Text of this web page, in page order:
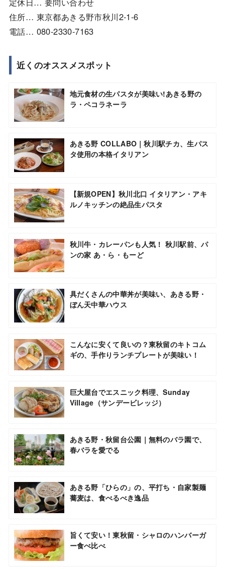
住所… 東京都あきる野市秋川2-1-6
電話… 080-2330-7163
近くのオススメスポット
地元食材の生パスタが美味い!あきる野の
ラ・ペコラネーラ
あきる野 COLLABO｜秋川駅チカ、生パス
タ使用の本格イタリアン
【新規OPEN】秋川北口 イタリアン・アキ
ルノキッチンの絶品生パスタ
秋川牛・カレーパンも人気！ 秋川駅前、パ
ンの家 あ・ら・もーど
具だくさんの中華丼が美味い、あきる野・
ぼん天中華ハウス
こんなに安くて良いの？東秋留のキトコム
ギの、手作りランチプレートが美味い！
巨大屋台でエスニック料理、Sunday
Village（サンデービレッジ）
あきる野・秋留台公園｜無料のバラ園で、
春バラを愛でる
あきる野「ひらの」の、平打ち・自家製麺
蕎麦は、食べるべき逸品
旨くて安い！東秋留・シャロのハンバーガ
ー食べ比べ